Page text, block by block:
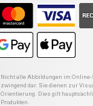
Nicht alle Abbildungen im Online-
zwingend dar. Sie dienen zur
Orientierung. Dies gilt
Produkten.